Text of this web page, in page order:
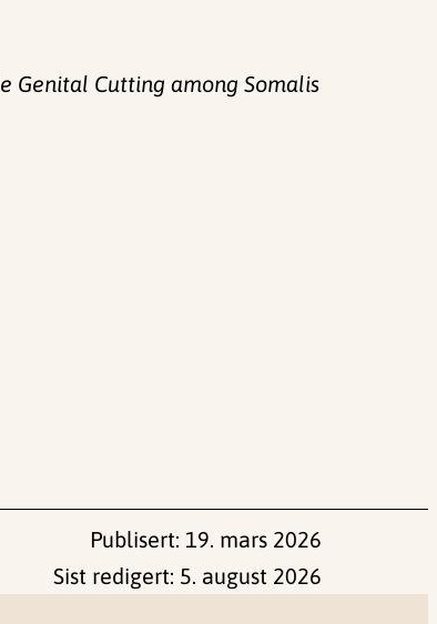
Genital Cutting among Somalis
Publisert: 19. mars 2026
Sist redigert: 5. august 2026